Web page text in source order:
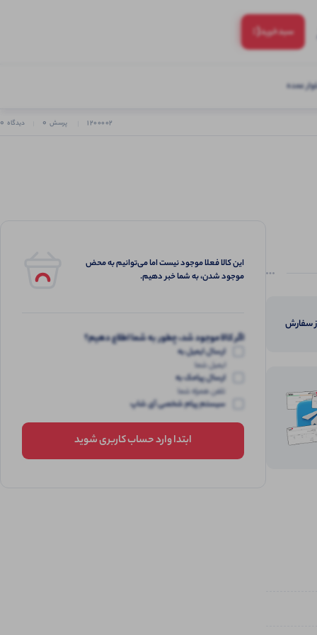
سبد‌خرید(:
عمده
1200002 پرسش 0 دیدگاه 0
سفارش
این کالا فعلا موجود نیست اما می‌توانیم به محض
موجود شدن، به شما خبر دهیم.
اگر کالا موجود شد، چطور به شما اطلاع دهیم؟
ارسال ایمیل به
ایمیل شما
ارسال پیامک به
تلفن همراه شما
سیستم پیام شخصی آی شاپ
ابتدا وارد حساب کاربری شوید